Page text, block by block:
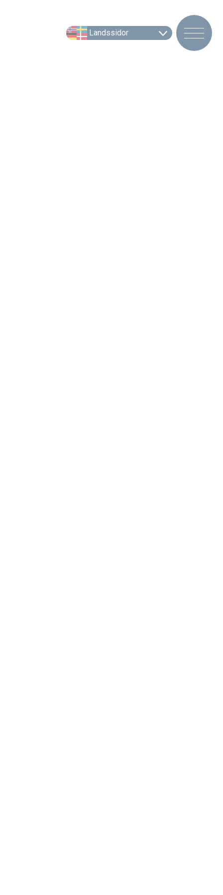
Landssidor